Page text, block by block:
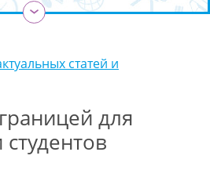
›
статей и
для